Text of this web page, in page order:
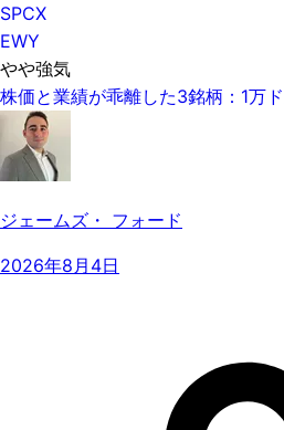
SPCX
EWY
やや強気
株価と業績が乖離した3銘柄：1万
ジェームズ・ フォード
2026年8月4日